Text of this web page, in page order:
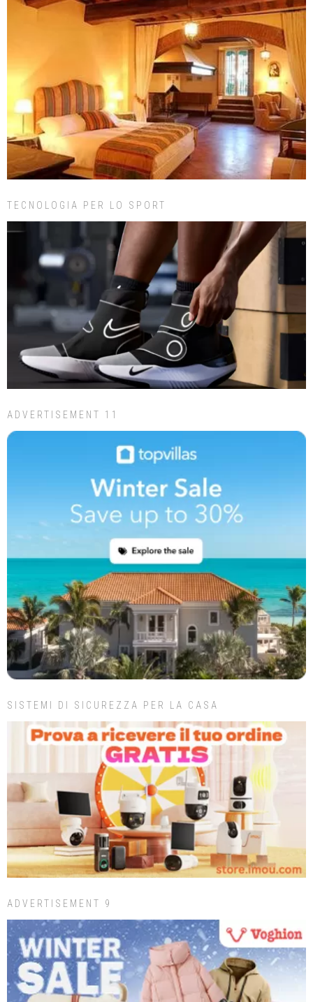
TECNOLOGIA PER LO SPORT
ADVERTISEMENT 11
SISTEMI DI SICUREZZA PER LA CASA
ADVERTISEMENT 9